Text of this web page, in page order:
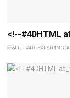
<!--#4DHTML
&LT;!--#4DTEXT